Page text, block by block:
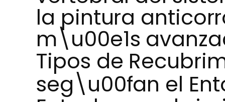
la pintura
m\u00e1s
Tipos de
seg\u00fan el